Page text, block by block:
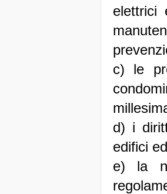
elettrici
c) le
d) i
edifici
e) la